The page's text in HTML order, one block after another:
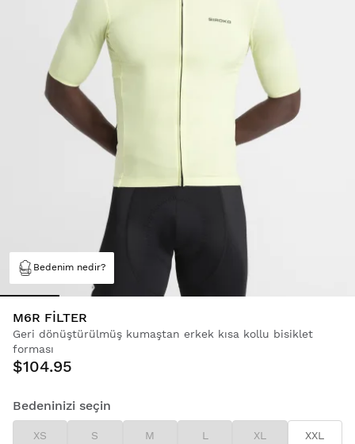
Bedenim nedir?
M6R FILTER
Geri dönüştürülmüş kumaştan erkek kısa kollu bisiklet
forması
$104.95
Bedeninizi seçin
XS S M L XL XXL